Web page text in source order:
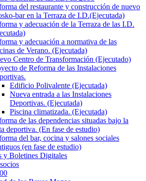
del restaurante y construcción de nuevo
bar en la Terraza de I.D.(Ejecutada)
y adecuación de la Terraza de las I.D.
y adecuación a normativa de las
de Verano. (Ejecutada)
Centro de Transformación (Ejecutado)
de Reforma de las Instalaciones
Edificio Polivalente (Ejecutada)
Nueva entrada a las Instalaciones
Deportivas. (Ejecutada)
Piscina climatizada. (Ejecutada)
de las dependencias situadas bajo la
deportiva. (En fase de estudio)
del bar, cocina y salones sociales
(en fase de estudio)
y Boletines Digitales